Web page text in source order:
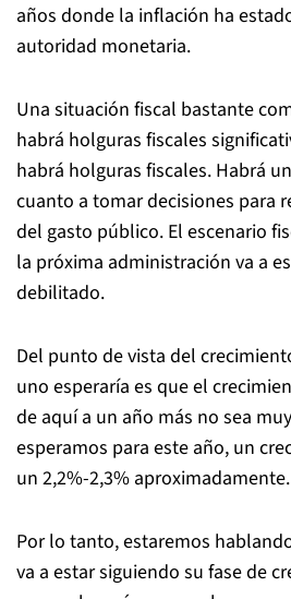
años donde la inflación ha
autoridad monetaria.
Una situación fiscal bastante
habrá holguras fiscales
habrá holguras fiscales. Habrá
cuanto a tomar decisiones para
del gasto público. El escenario
la próxima administración va a
debilitado.
Del punto de vista del
uno esperaría es que el
de aquí a un año más no sea
esperamos para este año, un
un 2,2%-2,3% aproximadamente.
Por lo tanto, estaremos
va a estar siguiendo su fase de